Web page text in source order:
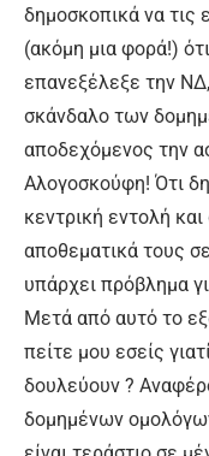
δημοσκοπικά να τις
(ακόμη μια φορά!)
επανεξέλεξε την
σκάνδαλο των
αποδεχόμενος την
Αλογοσκούφη! Ότι
κεντρική εντολή
αποθεματικά τους
υπάρχει πρόβλημα
Μετά από αυτό το
πείτε μου εσείς
δουλεύουν ?
δομημένων ομολόγων